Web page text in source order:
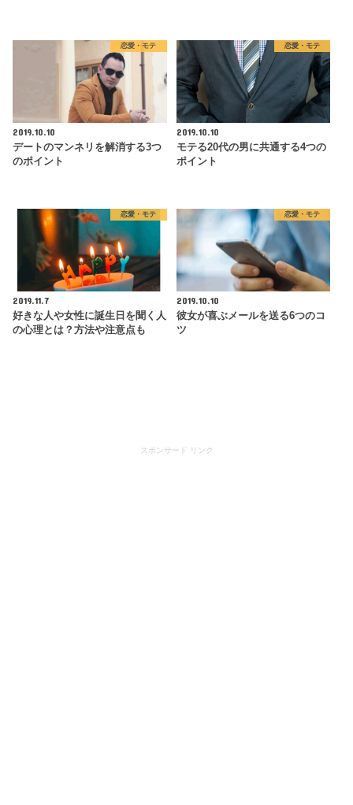
恋愛・モテ
2019.10.10
デートのマンネリを解消する3つ
のポイント
恋愛・モテ
2019.10.10
モテる20代の男に共通する4つの
ポイント
恋愛・モテ
2019.11.7
好きな人や女性に誕生日を聞く人
の心理とは？方法や注意点も
恋愛・モテ
2019.10.10
彼女が喜ぶメールを送る6つのコ
ツ
スポンサード リンク